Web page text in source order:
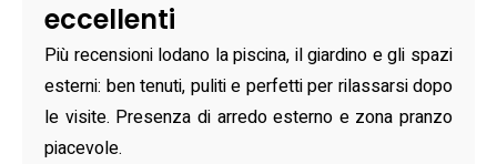
eccellenti
Più recensioni lodano la piscina, il giardino e gli spazi
esterni: ben tenuti, puliti e perfetti per rilassarsi dopo
le visite. Presenza di arredo esterno e zona pranzo
piacevole.